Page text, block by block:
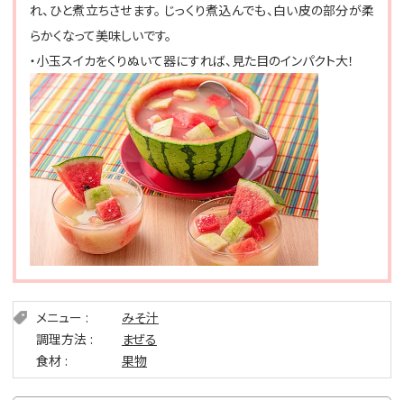
れ、ひと煮立ちさせます。 じっくり煮込んでも、白い皮の部分が柔
らかくなって美味しいです。
・小玉スイカをくりぬいて器にすれば、見た目のインパクト大！
メニュー
みそ汁
調理方法
まぜる
食材
果物